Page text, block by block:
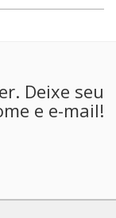
Deixe seu
e e-mail!